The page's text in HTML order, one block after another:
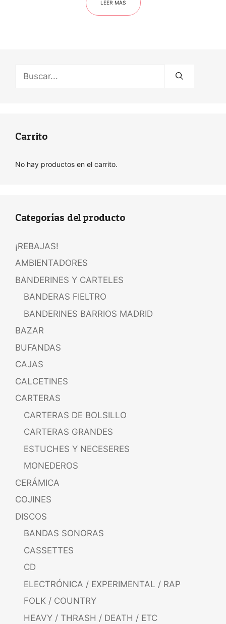
LEER MÁS
Carrito
No hay productos en el carrito.
Categorías del producto
¡REBAJAS!
AMBIENTADORES
BANDERINES Y CARTELES
BANDERAS FIELTRO
BANDERINES BARRIOS MADRID
BAZAR
BUFANDAS
CAJAS
CALCETINES
CARTERAS
CARTERAS DE BOLSILLO
CARTERAS GRANDES
ESTUCHES Y NECESERES
MONEDEROS
CERÁMICA
COJINES
DISCOS
BANDAS SONORAS
CASSETTES
CD
ELECTRÓNICA / EXPERIMENTAL / RAP
FOLK / COUNTRY
HEAVY / THRASH / DEATH / ETC